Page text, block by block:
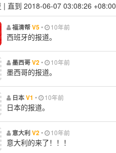
| 直到 2018-06-07 03:08:26 +08:00
福清帮V5 • 10年前
西班牙的报道。
墨西哥V2 • 10年前
墨西哥的报道。
日本V1 • 10年前
日本的报道。
意大利V2 • 10年前
意大利的来了！！！